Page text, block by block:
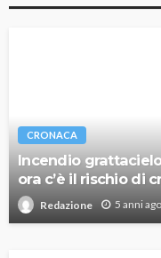
CRONACA
Incendio
ora c’è il rischio di
Redazione 5 anni ago